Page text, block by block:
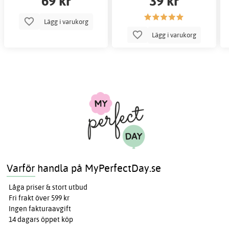
Lägg i varukorg
Lägg i varukorg
Varför handla på MyPerfectDay.se
Låga priser & stort utbud
Fri frakt över 599 kr
Ingen fakturaavgift
14 dagars öppet köp